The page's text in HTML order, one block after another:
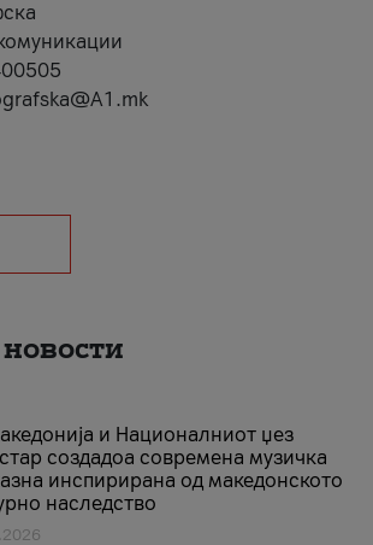
и Националниот џез
создадоа современа музичка
инспирирана од македонското
наследство